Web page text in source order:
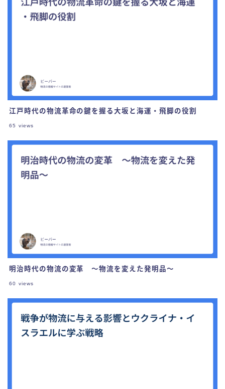
江戸時代の物流革命の鍵を握る大坂と海運・飛脚の役割
65 views
明治時代の物流の変革 ～物流を変えた発明品～
60 views